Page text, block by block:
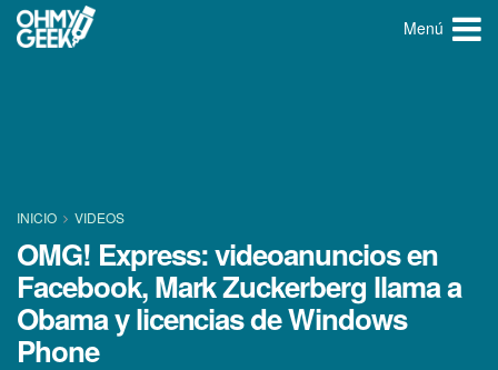
Menú
INICIO VIDEOS
OMG! Express: videoanuncios en
Facebook, Mark Zuckerberg llama a
Obama y licencias de Windows
Phone